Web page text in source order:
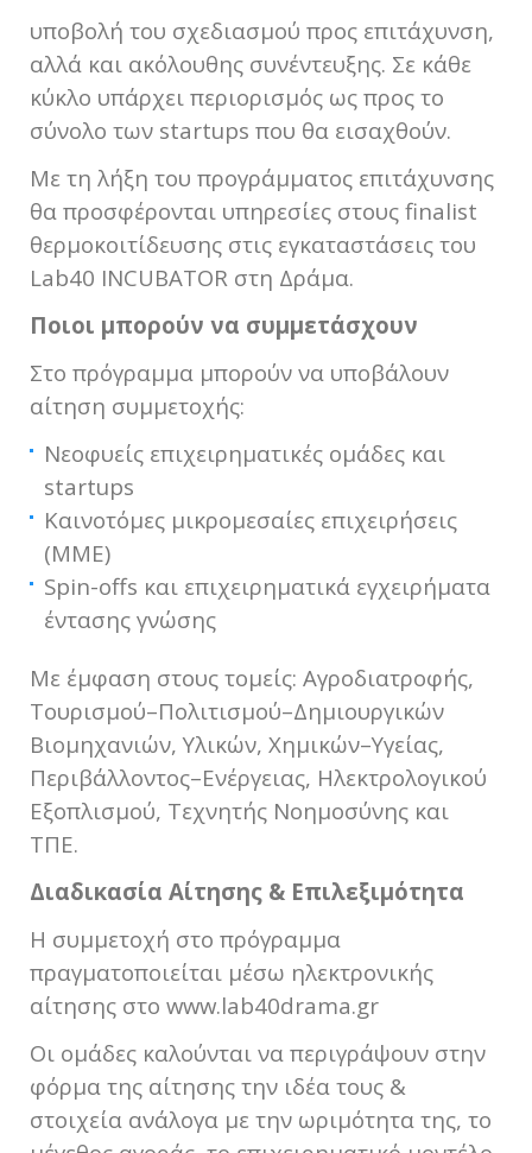
υποβολή του σχεδιασμού προς επιτάχυνση,
αλλά και ακόλουθης συνέντευξης. Σε κάθε
κύκλο υπάρχει περιορισμός ως προς το
σύνολο των startups που θα εισαχθούν.
Με τη λήξη του προγράμματος επιτάχυνσης
θα προσφέρονται υπηρεσίες στους finalist
θερμοκοιτίδευσης στις εγκαταστάσεις του
Lab40 INCUBATOR στη Δράμα.
Ποιοι μπορούν να συμμετάσχουν
Στο πρόγραμμα μπορούν να υποβάλουν
αίτηση συμμετοχής:
Νεοφυείς επιχειρηματικές ομάδες και
startups
Καινοτόμες μικρομεσαίες επιχειρήσεις
(ΜΜΕ)
Spin-offs και επιχειρηματικά εγχειρήματα
έντασης γνώσης
Με έμφαση στους τομείς: Αγροδιατροφής,
Τουρισμού–Πολιτισμού–Δημιουργικών
Βιομηχανιών, Υλικών, Χημικών–Υγείας,
Περιβάλλοντος–Ενέργειας, Ηλεκτρολογικού
Εξοπλισμού, Τεχνητής Νοημοσύνης και
ΤΠΕ.
Διαδικασία Αίτησης & Επιλεξιμότητα
Η συμμετοχή στο πρόγραμμα
πραγματοποιείται μέσω ηλεκτρονικής
αίτησης στο www.lab40drama.gr
Οι ομάδες καλούνται να περιγράψουν στην
φόρμα της αίτησης την ιδέα τους &
στοιχεία ανάλογα με την ωριμότητα της, το